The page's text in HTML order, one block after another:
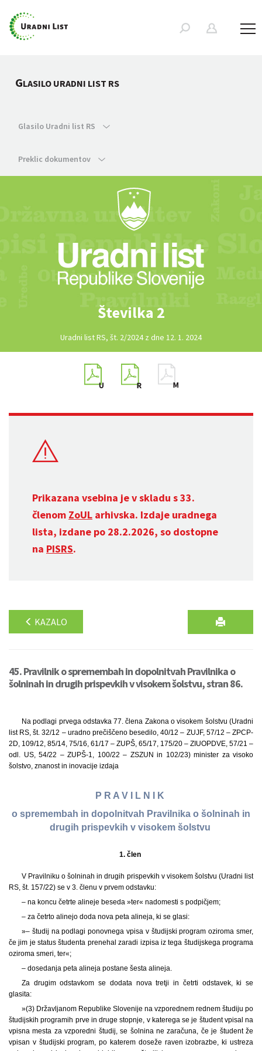
GLASILO URADNI LIST RS
Glasilo Uradni list RS
Preklic dokumentov
Številka 2
Uradni list RS, št. 2/2024 z dne 12. 1. 2024
Prikazana vsebina je v skladu s 33.
členom ZoUL arhivska. Izdaje uradnega
lista, izdane po 28.2.2026, so dostopne
na PISRS.
KAZALO
45. Pravilnik o spremembah in dopolnitvah Pravilnika o
šolninah in drugih prispevkih v visokem šolstvu, stran 86.
Na podlagi prvega odstavka 77. člena Zakona o visokem šolstvu (Uradni
list RS, št. 32/12 – uradno prečiščeno besedilo, 40/12 – ZUJF, 57/12 – ZPCP-
2D, 109/12, 85/14, 75/16, 61/17 – ZUPŠ, 65/17, 175/20 – ZIUOPDVE, 57/21 –
odl. US, 54/22 – ZUPŠ-1, 100/22 – ZSZUN in 102/23) minister za visoko
šolstvo, znanost in inovacije izdaja
P R A V I L N I K
o spremembah in dopolnitvah Pravilnika o šolninah in
drugih prispevkih v visokem šolstvu
1. člen
V Pravilniku o šolninah in drugih prispevkih v visokem šolstvu (Uradni list
RS, št. 157/22) se v 3. členu v prvem odstavku:
– na koncu četrte alineje beseda »ter« nadomesti s podpičjem;
– za četrto alinejo doda nova peta alineja, ki se glasi:
»– študij na podlagi ponovnega vpisa v študijski program oziroma smer,
če jim je status študenta prenehal zaradi izpisa iz tega študijskega programa
oziroma smeri, ter«;
– dosedanja peta alineja postane šesta alineja.
Za drugim odstavkom se dodata nova tretji in četrti odstavek, ki se
glasita:
»(3) Državljanom Republike Slovenije na vzporednem rednem študiju po
študijskih programih prve in druge stopnje, v katerega se je študent vpisal na
vpisna mesta za vzporedni študij, se šolnina ne zaračuna, če je študent že
vpisan v študijski program, po katerem doseže raven izobrazbe, ki ustreza